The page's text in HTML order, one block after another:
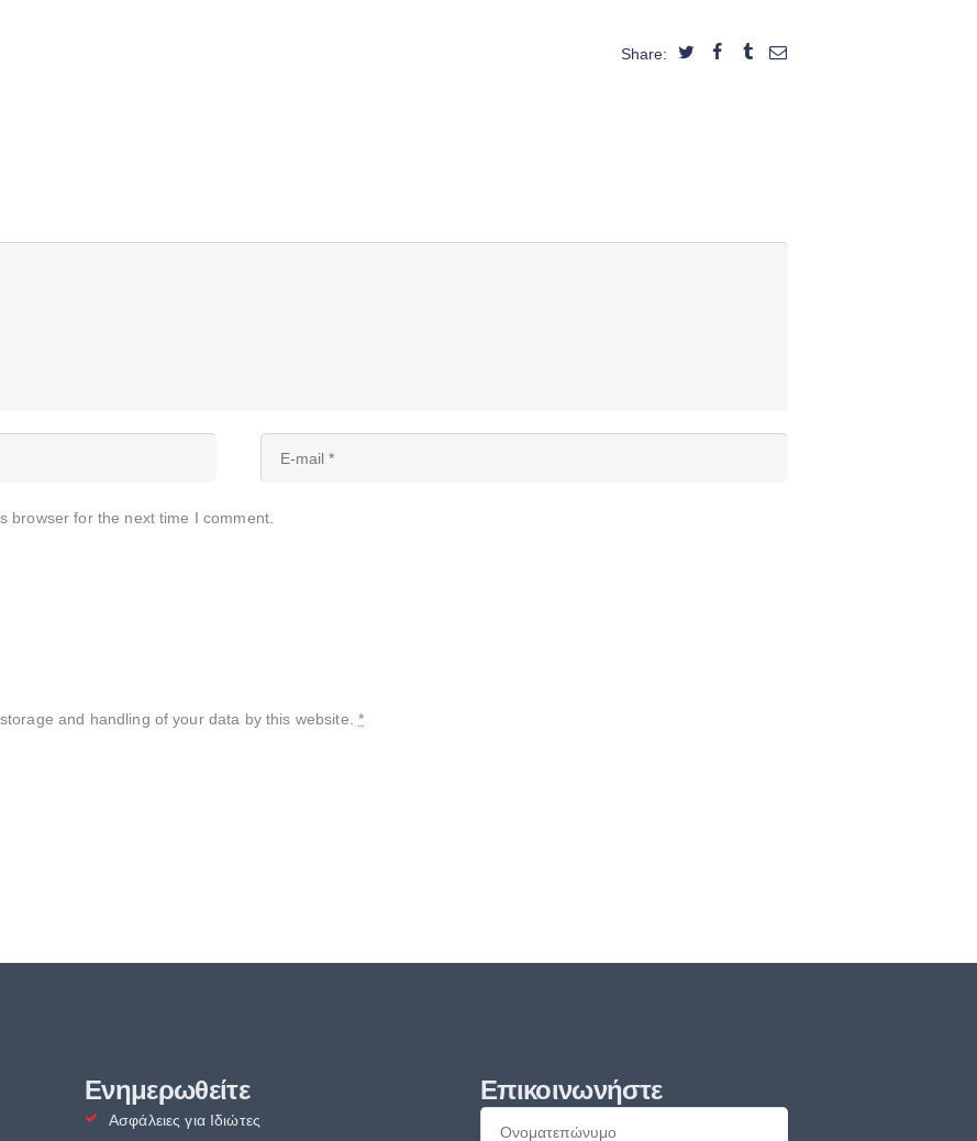
Share:
browser for the next time I comment.
and handling of your data by this website. *
Ενημερωθείτε
Ασφάλειες για Ιδιώτες
Επικοινωνήστε